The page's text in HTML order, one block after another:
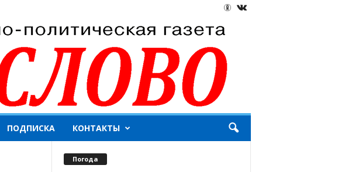
ПОДПИСКА КОНТАКТЫ
Погода